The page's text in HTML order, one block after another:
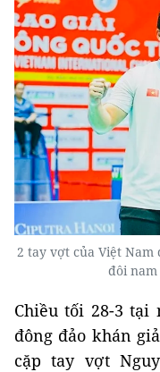
2 tay vợt của Việt
đôi nam
Chiều tối 28-3 tại
đông đảo khán
cặp tay vợt